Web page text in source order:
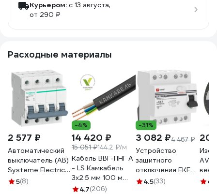
Курьером: c 13 августа,
от 290 ₽
Расходные материалы
2 577 ₽
Автоматический
выключатель (АВ)
Systeme Electric
City9 Set C, 25 А,
5(8)
-4%
14 420 ₽
15 051 ₽144.2 ₽/м
Кабель ВВГ-ПНГ А
- LS Камкабель
3x2.5 мм 100 м
ГОСТ
4.7(206)
-31%
3 082 ₽4 467 ₽
Устройство
защитного
отключения EKF
селективное, 4P,
4.5(33)
вес
0654.6